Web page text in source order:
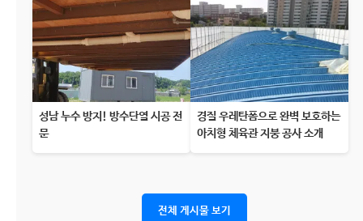
성남 누수 방지! 방수단열 시공 전
문
경질 우레탄폼으로 완벽 보호하는
아치형 체육관 지붕 공사 소개
전체 게시물 보기